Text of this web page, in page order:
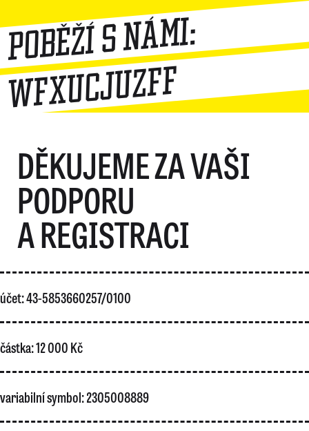
Poběží s námi:
wfxucjuzff
DĚKUJEME ZA VAŠI
PODPORU
A REGISTRACI
účet: 43-5853660257/0100
částka: 12 000 Kč
variabilní symbol: 2305008889